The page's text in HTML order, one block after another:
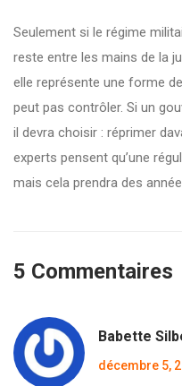
Seulement si le régime
reste entre les mains de la
elle représente une forme
peut pas contrôler. Si un
il devra choisir : réprimer
experts pensent qu’une
mais cela prendra des
5 Commentaires
Babette
décembre 5,